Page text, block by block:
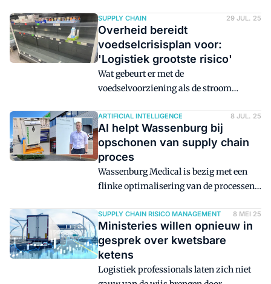
de Golf van Aden bij Jemen.
SUPPLY CHAIN 29 JUL. 25
Overheid bereidt
voedselcrisisplan voor:
'Logistiek grootste risico'
Wat gebeurt er met de
voedselvoorziening als de stroom
haven van Rotterdam wordt
geblokkeerd? Overheid en bedrijfsleven
werken aan een nationaal crisisplan
voor voedselzekerheid, waarin de
logistieke sector een cruciale rol speelt
als potentiële zwakke schakel. Dat meldt
stukken.
ARTIFICIAL INTELLIGENCE 8 JUL. 25
AI helpt Wassenburg bij
opschonen van supply chain
proces
Wassenburg Medical is bezig met een
flinke optimalisering van de processen,
producent van machines die endoscopen
desinfecteren ging over op het
automatiseren van de orderafhandeling
en communicatie met leveranciers.
Inmiddels zet het bedrijf hiervoor ook AI
SUPPLY CHAIN RISICO MANAGEMENT 8 MEI 25
Ministeries willen opnieuw in
gesprek over kwetsbare
ketens
Logistiek professionals laten zich niet